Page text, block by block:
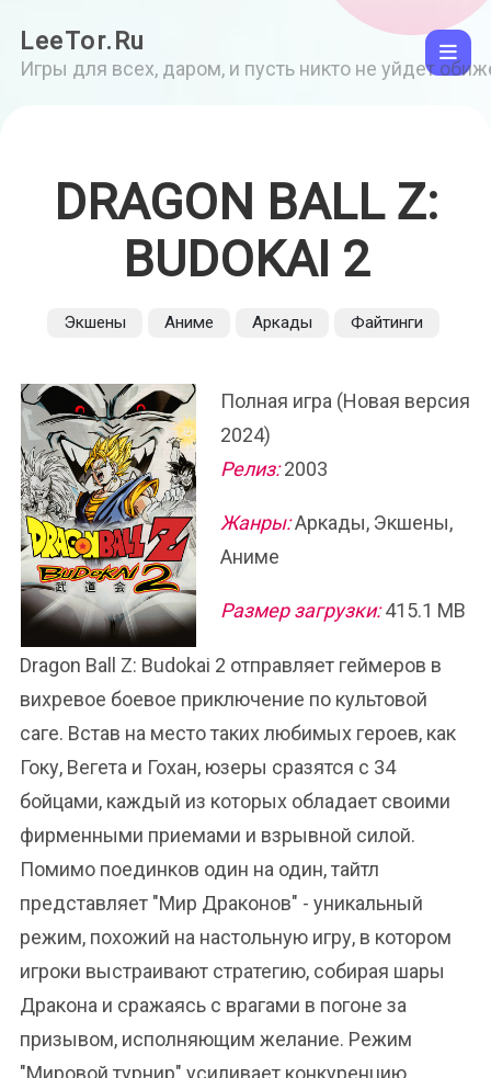
LeeTor.Ru
Игры для всех, даром, и пусть никто не уйдет
DRAGON BALL Z:
BUDOKAI 2
Экшены Аниме Аркады Файтинги
Полная игра (Новая версия
2024)
Релиз:2003
Жанры:Аркады, Экшены,
Аниме
Размер загрузки:415.1 MB
Dragon Ball Z: Budokai 2 отправляет геймеров в
вихревое боевое приключение по культовой
саге. Встав на место таких любимых героев, как
Гоку, Вегета и Гохан, юзеры сразятся с 34
бойцами, каждый из которых обладает своими
фирменными приемами и взрывной силой.
Помимо поединков один на один, тайтл
представляет "Мир Драконов" - уникальный
режим, похожий на настольную игру, в котором
игроки выстраивают стратегию, собирая шары
Дракона и сражаясь с врагами в погоне за
призывом, исполняющим желание. Режим
"Мировой турнир" усиливает конкуренцию,